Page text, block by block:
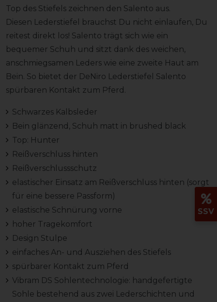
Top des Stiefels zeichnen den Salento aus.
Diesen Lederstiefel brauchst Du nicht einlaufen, Du
reitest direkt los! Salento trägt sich wie ein
bequemer Schuh und sitzt dank des weichen,
anschmiegsamen Leders wie eine zweite Haut am
Bein. So bietet der DeNiro Lederstiefel Salento
spürbaren Kontakt zum Pferd.
Schwarzes Kalbsleder
Bein glänzend, Schuh matt in brushed black
Top: Hunter
Reißverschluss hinten
Reißverschlussschutz
elastischer Einsatz am Reißverschluss hinten (sorgt
für eine bessere Passform)
elastische Schnürung vorne
hoher Tragekomfort
Design Stulpe
einfaches An- und Ausziehen des Stiefels
spürbarer Kontakt zum Pferd
Vibram DS Sohlentechnologie: handgefertigte
Sohle bestehend aus zwei Lederschichten und
SSV